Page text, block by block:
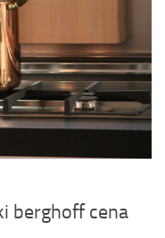
berghoff cena